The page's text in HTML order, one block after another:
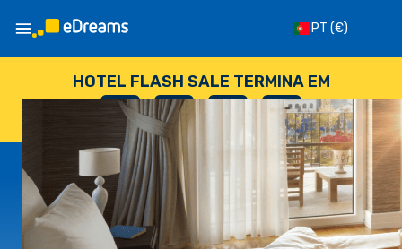
PT (€)
HOTEL FLASH SALE TERMINA EM
--
DIAS
: --
HORAS
: --
SEGUNDOS